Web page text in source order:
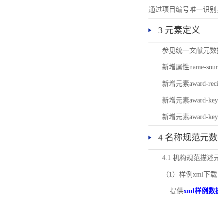
通过项目编号唯一识
3 元素定义
参见统一文献元
新增属性name-
新增元素award-
新增元素award-
新增元素award-
4 名称规范元
4.1 机构规范描述
（1）样例xml下载
提供xml样例数